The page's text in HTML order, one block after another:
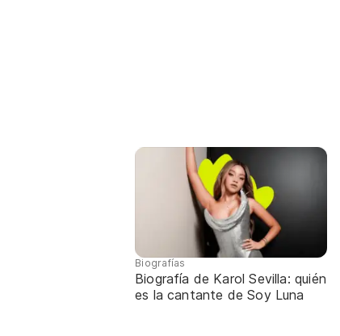
Biografías
Biografía de Karol Sevilla: quién
es la cantante de Soy Luna